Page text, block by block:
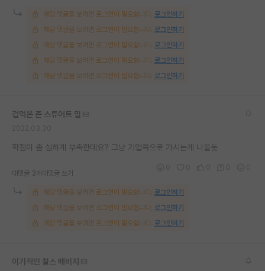
해당 댓글을 보려면 로그인이 필요합니다. 로그인하기
해당 댓글을 보려면 로그인이 필요합니다. 로그인하기
해당 댓글을 보려면 로그인이 필요합니다. 로그인하기
해당 댓글을 보려면 로그인이 필요합니다. 로그인하기
해당 댓글을 보려면 로그인이 필요합니다. 로그인하기
겁먹은 존 스튜어트 밀
학점이 좀 심하게 부족한데요? 그냥 기업쪽으로 가시는게 나을듯
대댓글 3개 대댓글 쓰기
해당 댓글을 보려면 로그인이 필요합니다. 로그인하기
해당 댓글을 보려면 로그인이 필요합니다. 로그인하기
해당 댓글을 보려면 로그인이 필요합니다. 로그인하기
이기적인 찰스 배비지